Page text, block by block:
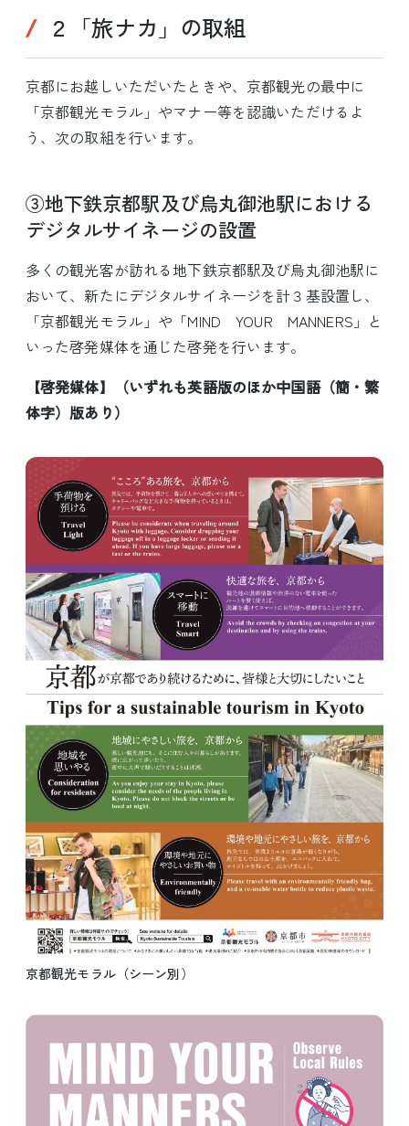
２「旅ナカ」の取組
京都にお越しいただいたときや、京都観光の最中に
「京都観光モラル」やマナー等を認識いただけるよ
う、次の取組を行います。
③地下鉄京都駅及び烏丸御池駅における
デジタルサイネージの設置
多くの観光客が訪れる地下鉄京都駅及び烏丸御池駅に
おいて、新たにデジタルサイネージを計３基設置し、
「京都観光モラル」や「MIND YOUR MANNERS」と
いった啓発媒体を通じた啓発を行います。
【啓発媒体】（いずれも英語版のほか中国語（簡・繁
体字）版あり）
京都観光モラル（シーン別）